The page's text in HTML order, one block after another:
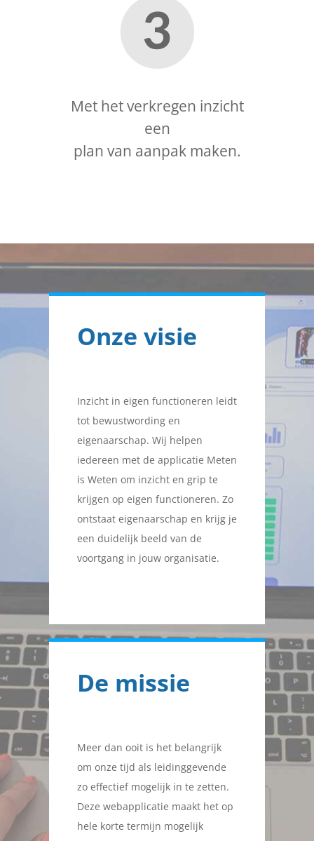
Met het verkregen inzicht
een
plan van aanpak maken.
Onze visie
Inzicht in eigen functioneren leidt
tot bewustwording en
eigenaarschap. Wij helpen
iedereen met de applicatie Meten
is Weten om inzicht en grip te
krijgen op eigen functioneren. Zo
ontstaat eigenaarschap en krijg je
een duidelijk beeld van de
voortgang in jouw organisatie.
De missie
Meer dan ooit is het belangrijk
om onze tijd als leidinggevende
zo effectief mogelijk in te zetten.
Deze webapplicatie maakt het op
hele korte termijn mogelijk